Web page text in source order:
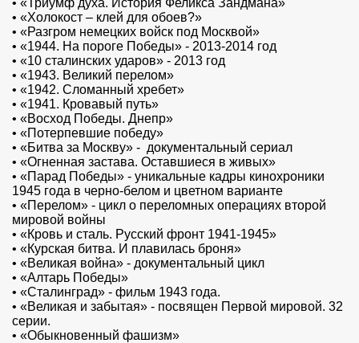
• «Холокост – клей для обоев?»
• «Разгром немецких войск под Москвой»
• «1944. На пороге Победы» - 2013-2014 год
• «10 сталинских ударов» - 2013 год
• «1943. Великий перелом»
• «1942. Сломанный хребет»
• «1941. Кровавый путь»
• «Восход Победы. Днепр»
• «Потерпевшие победу»
• «Битва за Москву» - документальный сериал
• «Огненная застава. Оставшиеся в живых»
• «Парад Победы» - уникальные кадры кинохроники
1945 года в черно-белом и цветном варианте
• «Перелом» - цикл о переломных операциях второй
мировой войны
• «Кровь и сталь. Русский фронт 1941-1945»
• «Курская битва. И плавилась броня»
• «Великая война» - документальный цикл
• «Алтарь Победы»
• «Сталинград» - фильм 1943 года.
• «Великая и забытая» - посвящен Первой мировой. 32
серии.
• «Обыкновенный фашизм»